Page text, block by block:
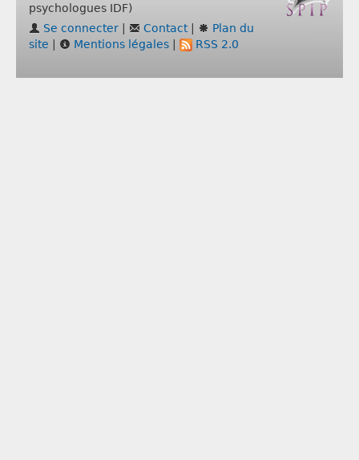
psychologues IDF)
Se connecter | Contact|
Plan du
site | Mentions légales | RSS 2.0